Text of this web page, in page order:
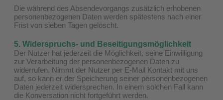
Die während des Absendevorgangs zusätzlich erhobenen
personenbezogenen Daten werden spätestens nach einer
Frist von sieben Tagen gelöscht.
5. Widerspruchs- und Beseitigungsmöglichkeit
Der Nutzer hat jederzeit die Möglichkeit, seine Einwilligung
zur Verarbeitung der personenbezogenen Daten zu
widerrufen. Nimmt der Nutzer per E-Mail Kontakt mit uns
auf, so kann er der Speicherung seiner personenbezogenen
Daten jederzeit widersprechen. In einem solchen Fall kann
die Konversation nicht fortgeführt werden.